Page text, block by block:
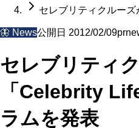
セレブリティクルー
🦋 News公開日 2012/02/09
セレブリティ
「Celebrity
ラムを発表